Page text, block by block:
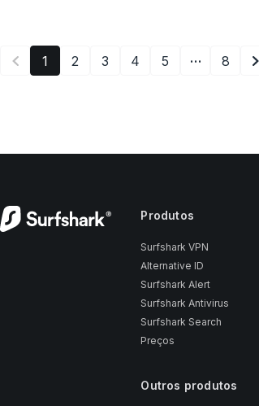
1 2 3 4 5 … 8
Produtos
Surfshark VPN
Alternative ID
Surfshark Alert
Surfshark Antivirus
Surfshark Search
Preços
Outros produtos